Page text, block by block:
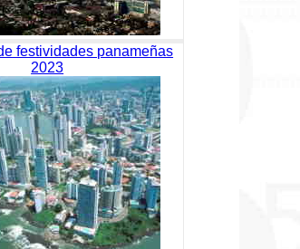
festividades panameñas
2023